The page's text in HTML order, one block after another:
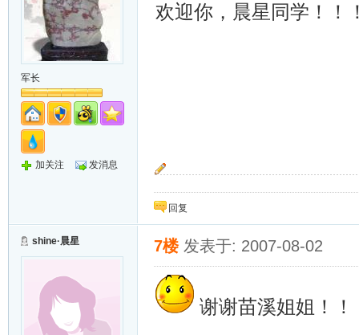
军长
加关注 发消息
欢迎你，晨星同学！！
~~追~~
回复
shine·晨星 7楼 发表于: 2007-08-02
谢谢苗溪姐姐！